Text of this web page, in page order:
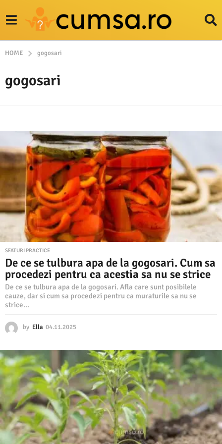
HOME gogosari
gogosari
SFATURI PRACTICE
De ce se tulbura apa de la gogosari. Cum sa
procedezi pentru ca acestia sa nu se strice
De ce se tulbura apa de la gogosari. Afla care sunt posibilele
cauze, dar si cum sa procedezi pentru ca muraturile sa nu se
strice...
by Ella 04.11.2025
1
.
0
2
5